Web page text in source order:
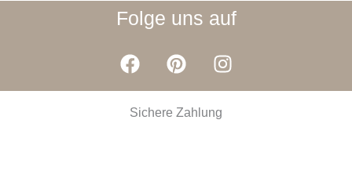
Folge uns auf
F
a
c
e
P
i
n
t
I
n
s
t
Sichere Zahlung